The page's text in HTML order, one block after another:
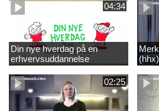
04:34
Din nye hverdag på en
erhvervsuddannelse
(hhx)
02:25